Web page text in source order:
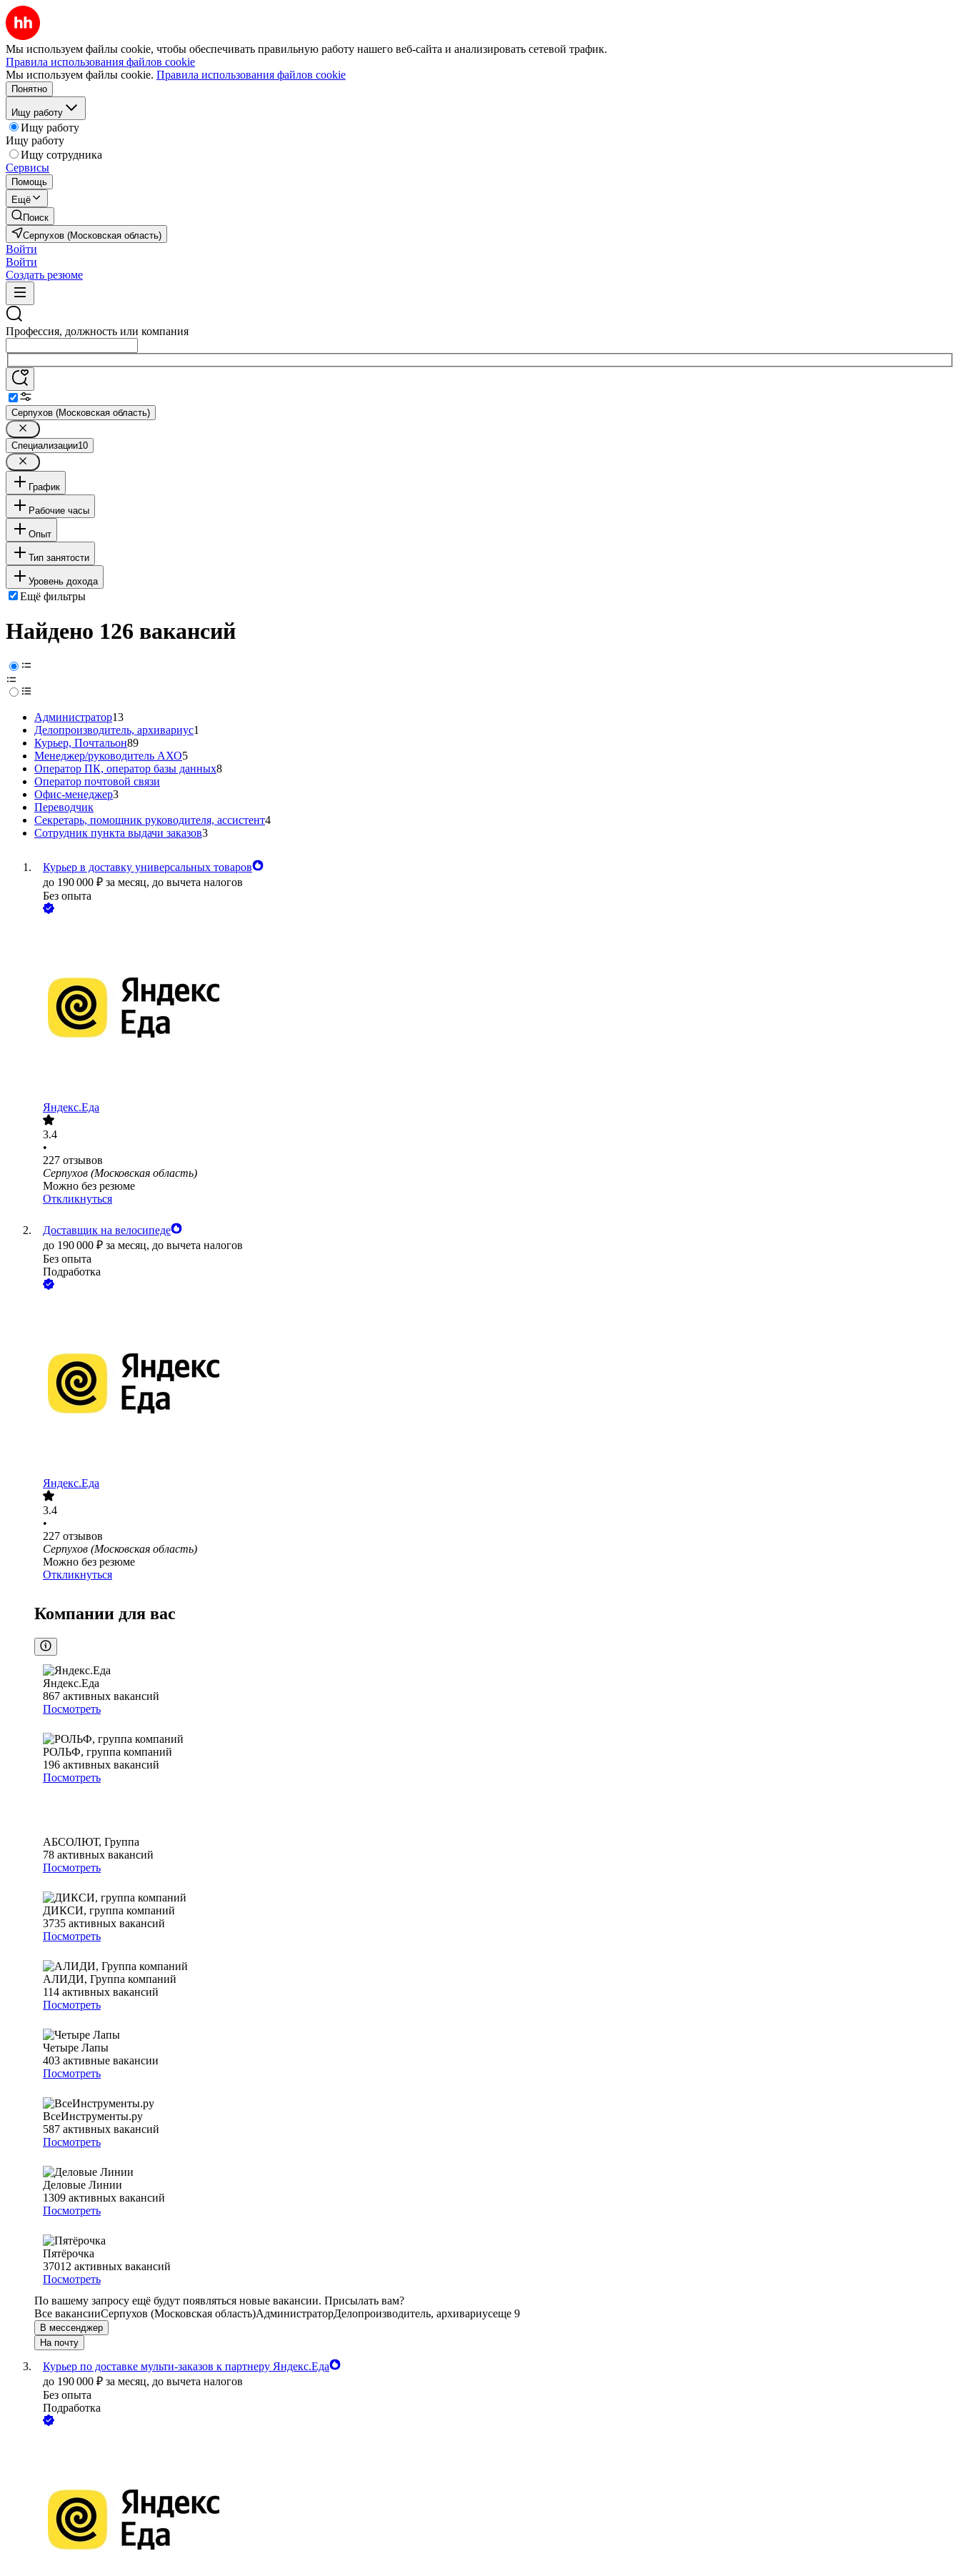
Мы используем файлы cookie, чтобы обеспечивать правильную работу нашего веб-сайта и анализировать сетевой трафик.
Правила использования файлов cookie
Мы используем файлы cookie. Правила использования файлов cookie
Понятно
Ищу работу
Ищу работу
Ищу работу
Ищу сотрудника
Сервисы
Помощь
Ещё
Поиск
Серпухов (Московская область)
Войти
Войти
Создать резюме
Профессия, должность или компания
Серпухов (Московская область)
Специализации10
График
Рабочие часы
Опыт
Тип занятости
Уровень дохода
Ещё фильтры
Найдено 126 вакансий
Администратор13
Делопроизводитель, архивариус1
Курьер, Почтальон89
Менеджер/руководитель АХО5
Оператор ПК, оператор базы данных8
Оператор почтовой связи
Офис-менеджер3
Переводчик
Секретарь, помощник руководителя, ассистент4
Сотрудник пункта выдачи заказов3
Курьер в доставку универсальных товаров
до 190 000 ₽ за месяц, до вычета налогов
Без опыта
Яндекс.Еда
3.4
•
227 отзывов
Серпухов (Московская область)
Можно без резюме
Откликнуться
Доставщик на велосипеде
до 190 000 ₽ за месяц, до вычета налогов
Без опыта
Подработка
Яндекс.Еда
3.4
•
227 отзывов
Серпухов (Московская область)
Можно без резюме
Откликнуться
Компании для вас
Яндекс.Еда
867 активных вакансий
Посмотреть
РОЛЬФ, группа компаний
196 активных вакансий
Посмотреть
АБСОЛЮТ, Группа
78 активных вакансий
Посмотреть
ДИКСИ, группа компаний
3735 активных вакансий
Посмотреть
АЛИДИ, Группа компаний
114 активных вакансий
Посмотреть
Четыре Лапы
403 активные вакансии
Посмотреть
ВсеИнструменты.ру
587 активных вакансий
Посмотреть
Деловые Линии
1309 активных вакансий
Посмотреть
Пятёрочка
37012 активных вакансий
Посмотреть
По вашему запросу ещё будут появляться новые вакансии. Присылать вам?
Все вакансииСерпухов (Московская область)АдминистраторДелопроизводитель, архивариусеще 9
В мессенджер
На почту
Курьер по доставке мульти-заказов к партнеру Яндекс.Еда
до 190 000 ₽ за месяц, до вычета налогов
Без опыта
Подработка